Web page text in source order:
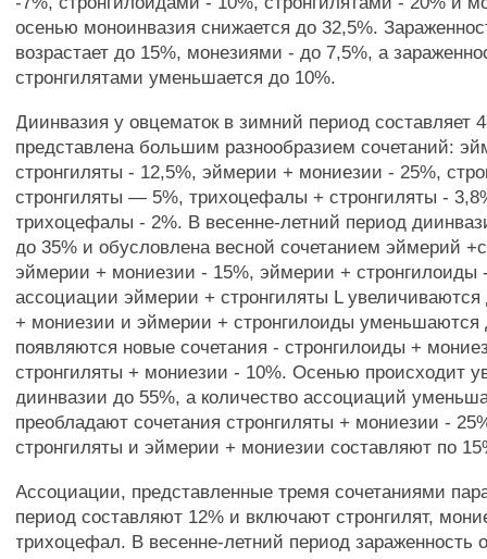
осенью моноинвазия снижается до 32,5%.
возрастает до 15%, монезиями - до 7,5%, а
стронгилятами уменьшается до 10%.
Диинвазия у овцематок в зимний период составляет
представлена большим разнообразием сочетаний:
стронгиляты - 12,5%, эймерии + мониезии - 25%,
стронгиляты — 5%, трихоцефалы + стронгиляты -
трихоцефалы - 2%. В весенне-летний период
до 35% и обусловлена весной сочетанием эймерий
эймерии + мониезии - 15%, эймерии + стронгилоиды
ассоциации эймерии + стронгиляты L
+ мониезии и эймерии + стронгилоиды уменьшаются
появляются новые сочетания - стронгилоиды +
стронгиляты + мониезии - 10%. Осенью происходит
диинвазии до 55%, а количество ассоциаций
преобладают сочетания стронгиляты + мониезии -
стронгиляты и эймерии + мониезии составляют по
Ассоциации, представленные тремя сочетаниями
период составляют 12% и включают стронгилят,
трихоцефал. В весенне-летний период зараженность